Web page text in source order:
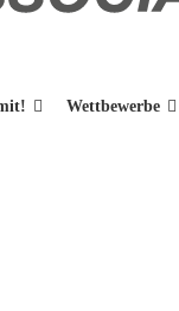
Wettbewerbe